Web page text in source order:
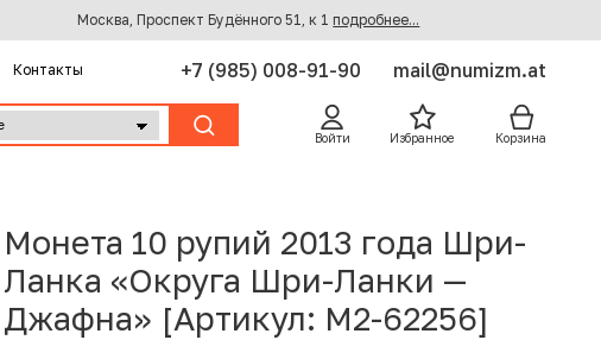
Москва, Проспект Будённого 51, к 1 подробнее...
Контакты +7 (985) 008-91-90 mail@numizm.at
Войти Избранное Корзина
Монета 10 рупий 2013 года Шри-
Ланка «Округа Шри-Ланки —
Джафна» [Артикул: M2-62256]